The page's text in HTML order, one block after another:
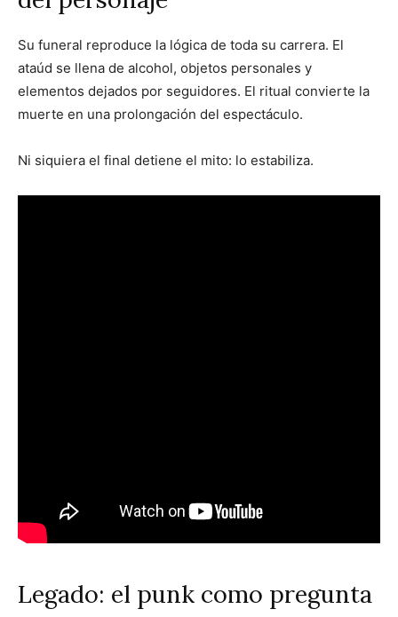
Su funeral reproduce la lógica de toda su carrera. El
ataúd se llena de alcohol, objetos personales y
elementos dejados por seguidores. El ritual convierte la
muerte en una prolongación del espectáculo.
Ni siquiera el final detiene el mito: lo estabiliza.
Legado: el punk como pregunta